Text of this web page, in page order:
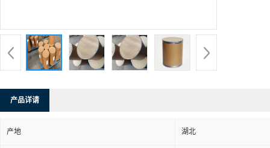
产品详请
产地 湖北